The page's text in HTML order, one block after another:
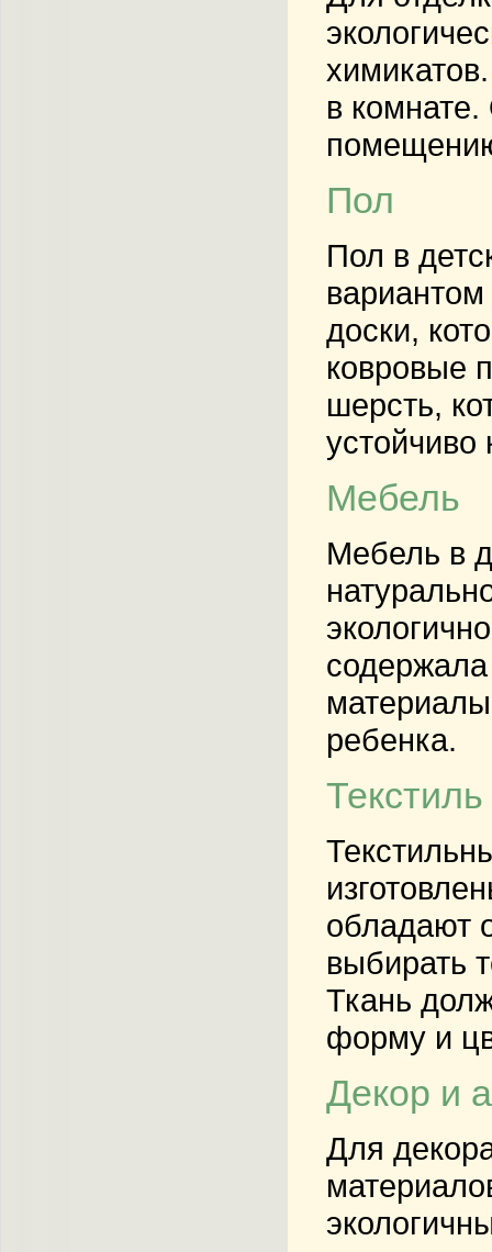
в
Пол
Пол в
доски,
ковровые
шерсть,
устойчиво
Мебель
Мебель в
ребенка.
Текстиль
обладают
выбирать
Ткань
форму и
Декор и
Для